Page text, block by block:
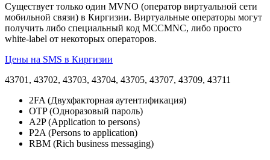
Существует только один MVNO (оператор виртуальной сети
мобильной связи) в Киргизии. Виртуальные операторы могут
получить либо специальный код MCCMNC, либо просто
white-label от некоторых операторов.
Цены на SMS в Киргизии
43701, 43702, 43703, 43704, 43705, 43707, 43709, 43711
2FA (Двухфакторная аутентификация)
OTP (Одноразовый пароль)
A2P (Application to persons)
P2A (Persons to application)
RBM (Rich business messaging)